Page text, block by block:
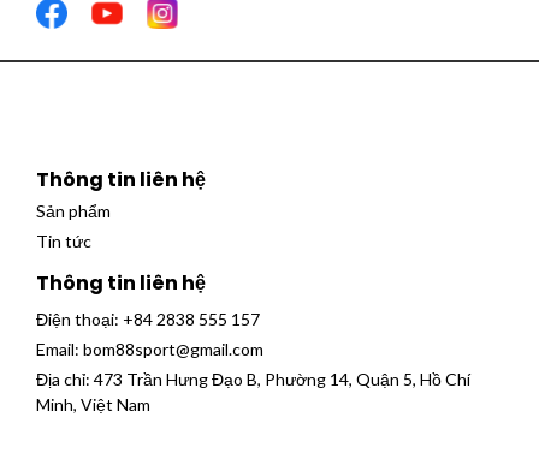
Thông tin liên hệ
Sản phẩm
Tin tức
Thông tin liên hệ
Điện thoại: +84 2838 555 157
Email: bom88sport@gmail.com
Địa chỉ: 473 Trần Hưng Đạo B, Phường 14, Quận 5, Hồ Chí
Minh, Việt Nam